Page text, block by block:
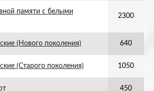
памяти с белыми
2300
(Нового поколения) 640
(Старого поколения) 1050
450